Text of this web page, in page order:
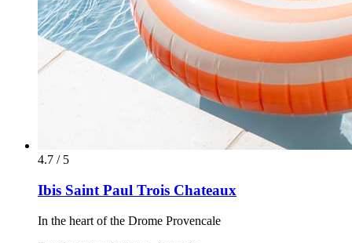
4.7 / 5
Ibis Saint Paul Trois Chateaux
In the heart of the Drome Provencale